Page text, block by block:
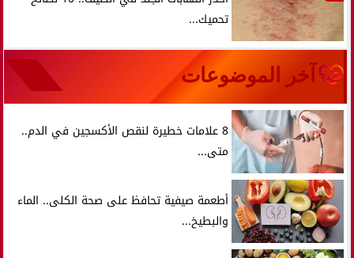
تحميك...
آخر الموضوعات
8 علامات خطيرة لنقص الأكسجين في الدم..
متى...
أطعمة صيفية تحافظ على صحة الكلى.. الماء
والبطيخ...